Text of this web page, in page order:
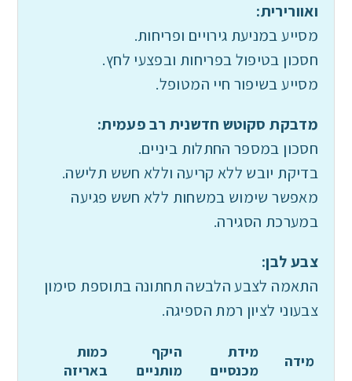
ואוורירית:
מסייע במניעת גירויים ופריחות.
חסכון בטיפול בפריחות ובפצעי לחץ.
מסייע בשיפור חיי המטופל.
מדבקת סקוטש חדשנית רב פעמית:
חסכון במספר החתלות ביניים.
בדיקת יובש ללא קריעה וללא חשש תלישה.
מאפשר שימוש במשחות ללא חשש פגיעה
במערכת הסגירה.
צבע לבן:
התאמה לצבע הלבשה תחתונה בתוספת סימון
צבעוני לציון רמת הספיגה.
מידה
מידת
מכנסיים
היקף
מותניים
כמות
באריזה